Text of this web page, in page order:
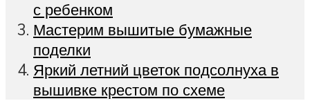
с ребенком
Мастерим вышитые бумажные
поделки
Яркий летний цветок подсолнуха в
вышивке крестом по схеме